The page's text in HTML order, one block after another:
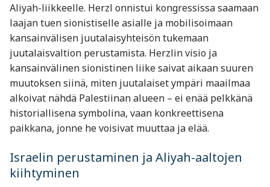
Aliyah-liikkeelle. Herzl onnistui kongressissa saamaan
laajan tuen sionistiselle asialle ja mobilisoimaan
kansainvälisen juutalaisyhteisön tukemaan
juutalaisvaltion perustamista. Herzlin visio ja
kansainvälinen sionistinen liike saivat aikaan suuren
muutoksen siinä, miten juutalaiset ympäri maailmaa
alkoivat nähdä Palestiinan alueen – ei enää pelkkänä
historiallisena symbolina, vaan konkreettisena
paikkana, jonne he voisivat muuttaa ja elää.
Israelin perustaminen ja Aliyah-aaltojen
kiihtyminen